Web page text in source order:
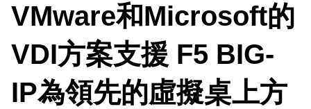
VMware和Microsoft的
VDI方案支援 F5 BIG-
IP為領先的虛擬桌上方